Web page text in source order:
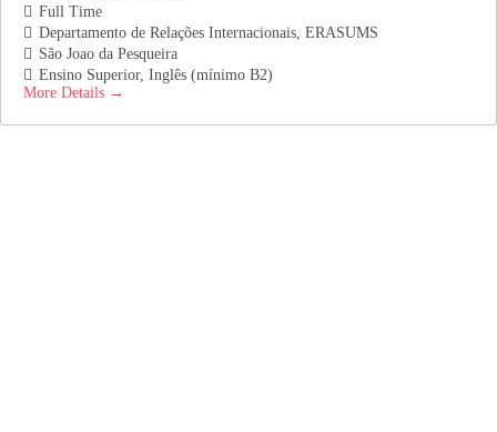
Full Time
Departamento de Relações Internacionais ERASUMS
São Joao da Pesqueira
Ensino Superior Inglês (mínimo B2)
More Details